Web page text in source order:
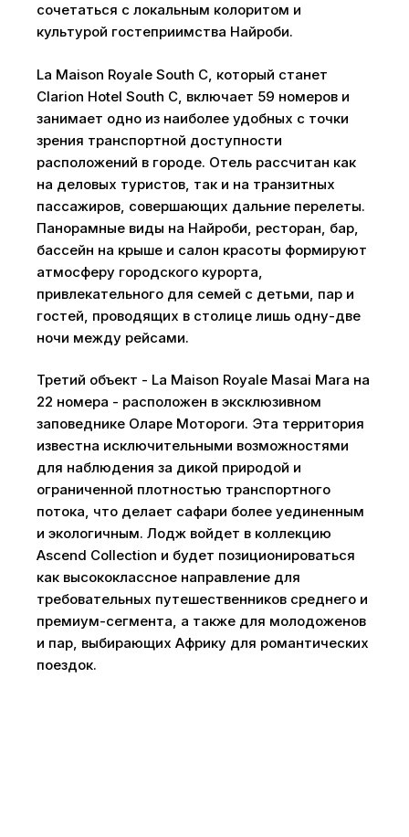
сочетаться с локальным колоритом и
культурой гостеприимства Найроби.
La Maison Royale South C, который станет
Clarion Hotel South C, включает 59 номеров и
занимает одно из наиболее удобных с точки
зрения транспортной доступности
расположений в городе. Отель рассчитан как
на деловых туристов, так и на транзитных
пассажиров, совершающих дальние перелеты.
Панорамные виды на Найроби, ресторан, бар,
бассейн на крыше и салон красоты формируют
атмосферу городского курорта,
привлекательного для семей с детьми, пар и
гостей, проводящих в столице лишь одну-две
ночи между рейсами.
Третий объект - La Maison Royale Masai Mara на
22 номера - расположен в эксклюзивном
заповеднике Оларе Мотороги. Эта территория
известна исключительными возможностями
для наблюдения за дикой природой и
ограниченной плотностью транспортного
потока, что делает сафари более уединенным
и экологичным. Лодж войдет в коллекцию
Ascend Collection и будет позиционироваться
как высококлассное направление для
требовательных путешественников среднего и
премиум-сегмента, а также для молодоженов
и пар, выбирающих Африку для романтических
поездок.